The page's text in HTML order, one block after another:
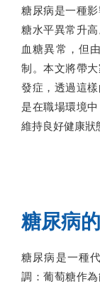
糖尿病是一種
糖水平異常升
血糖異常，但
制。本文將帶
發症，透過這
是在職場環境
維持良好健康狀
糖尿病
糖尿病是一種
調：葡萄糖作